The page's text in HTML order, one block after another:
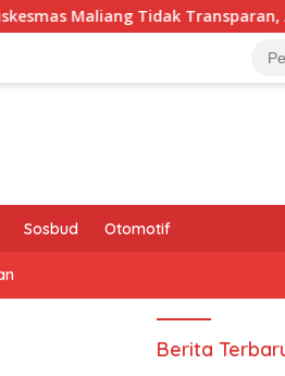
Tidak Transparan, APHipikor
Sosbud Otomotif
Berita